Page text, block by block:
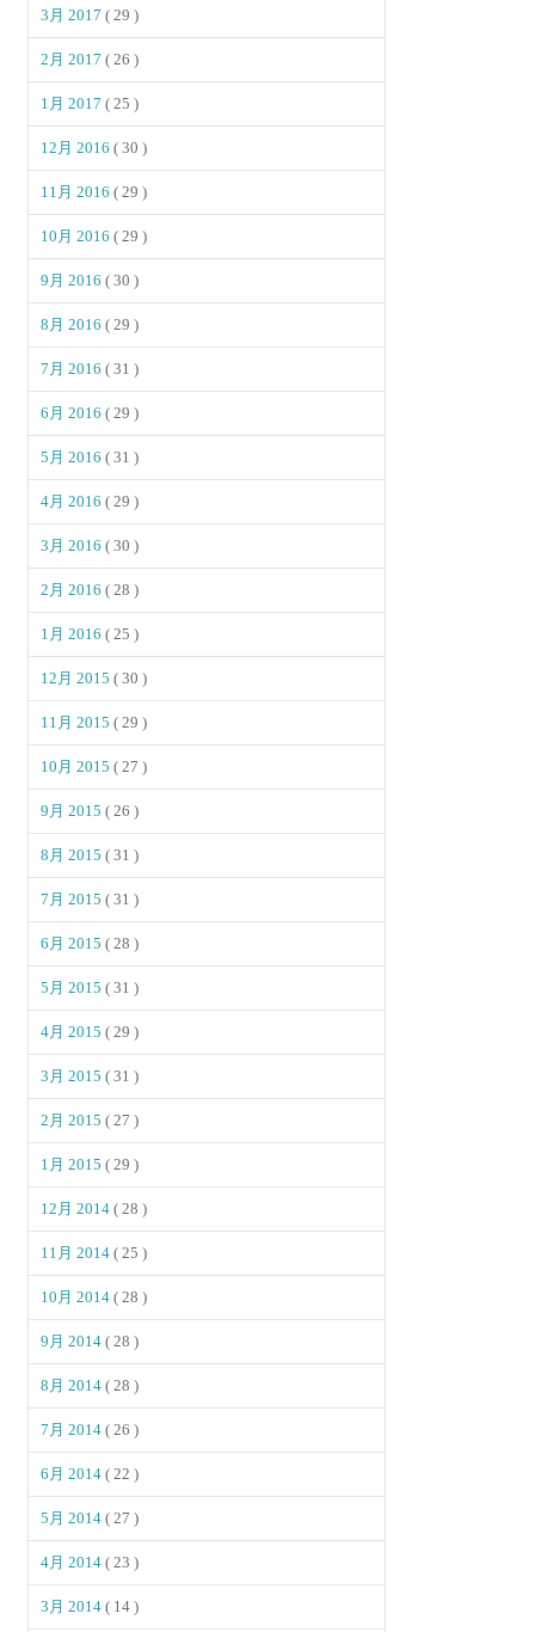
3月 2017( 29 )
2月 2017( 26 )
1月 2017( 25 )
12月 2016( 30 )
11月 2016( 29 )
10月 2016( 29 )
9月 2016( 30 )
8月 2016( 29 )
7月 2016( 31 )
6月 2016( 29 )
5月 2016( 31 )
4月 2016( 29 )
3月 2016( 30 )
2月 2016( 28 )
1月 2016( 25 )
12月 2015( 30 )
11月 2015( 29 )
10月 2015( 27 )
9月 2015( 26 )
8月 2015( 31 )
7月 2015( 31 )
6月 2015( 28 )
5月 2015( 31 )
4月 2015( 29 )
3月 2015( 31 )
2月 2015( 27 )
1月 2015( 29 )
12月 2014( 28 )
11月 2014( 25 )
10月 2014( 28 )
9月 2014( 28 )
8月 2014( 28 )
7月 2014( 26 )
6月 2014( 22 )
5月 2014( 27 )
4月 2014( 23 )
3月 2014( 14 )